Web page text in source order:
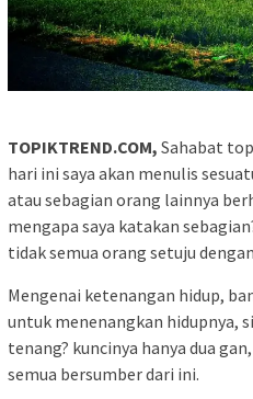
TOPIKTREND.COM, Sahabat
hari ini saya akan menulis
atau sebagian orang lainnya
mengapa saya katakan
tidak semua orang setuju
Mengenai ketenangan hidup,
untuk menenangkan hidupnya,
tenang? kuncinya hanya dua
semua bersumber dari ini.